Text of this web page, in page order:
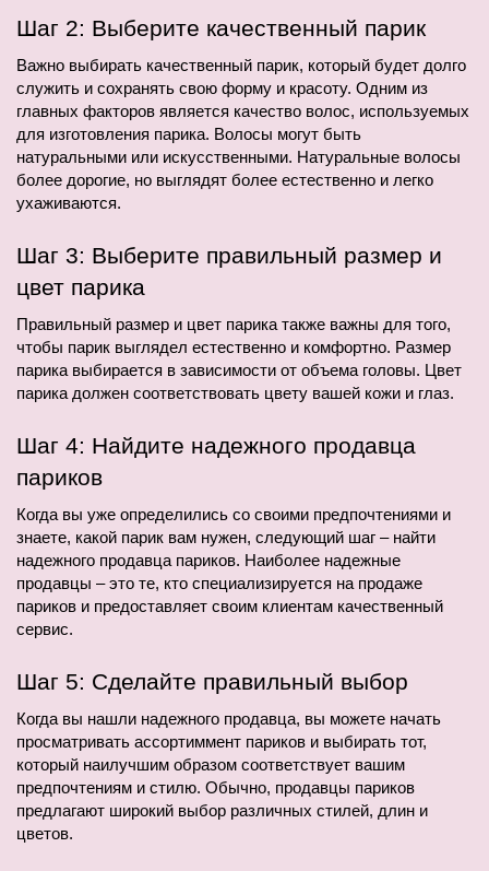
Шаг 2: Выберите качественный парик
Важно выбирать качественный парик, который будет долго
служить и сохранять свою форму и красоту. Одним из
главных факторов является качество волос, используемых
для изготовления парика. Волосы могут быть
натуральными или искусственными. Натуральные волосы
более дорогие, но выглядят более естественно и легко
ухаживаются.
Шаг 3: Выберите правильный размер и
цвет парика
Правильный размер и цвет парика также важны для того,
чтобы парик выглядел естественно и комфортно. Размер
парика выбирается в зависимости от объема головы. Цвет
парика должен соответствовать цвету вашей кожи и глаз.
Шаг 4: Найдите надежного продавца
париков
Когда вы уже определились со своими предпочтениями и
знаете, какой парик вам нужен, следующий шаг – найти
надежного продавца париков. Наиболее надежные
продавцы – это те, кто специализируется на продаже
париков и предоставляет своим клиентам качественный
сервис.
Шаг 5: Сделайте правильный выбор
Когда вы нашли надежного продавца, вы можете начать
просматривать ассортиммент париков и выбирать тот,
который наилучшим образом соответствует вашим
предпочтениям и стилю. Обычно, продавцы париков
предлагают широкий выбор различных стилей, длин и
цветов.